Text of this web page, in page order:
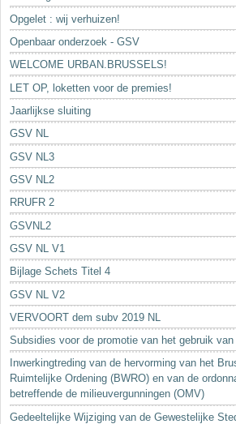
Opgelet : wij verhuizen!
Openbaar onderzoek - GSV
WELCOME URBAN.BRUSSELS!
LET OP, loketten voor de premies!
Jaarlijkse sluiting
GSV NL
GSV NL3
GSV NL2
RRUFR 2
GSVNL2
GSV NL V1
Bijlage Schets Titel 4
GSV NL V2
VERVOORT dem subv 2019 NL
Subsidies voor de promotie van het gebruik van
Inwerkingtreding van de hervorming van het
Ruimtelijke Ordening (BWRO) en van de
betreffende de milieuvergunningen (OMV)
Gedeeltelijke Wijziging van de Gewestelijke